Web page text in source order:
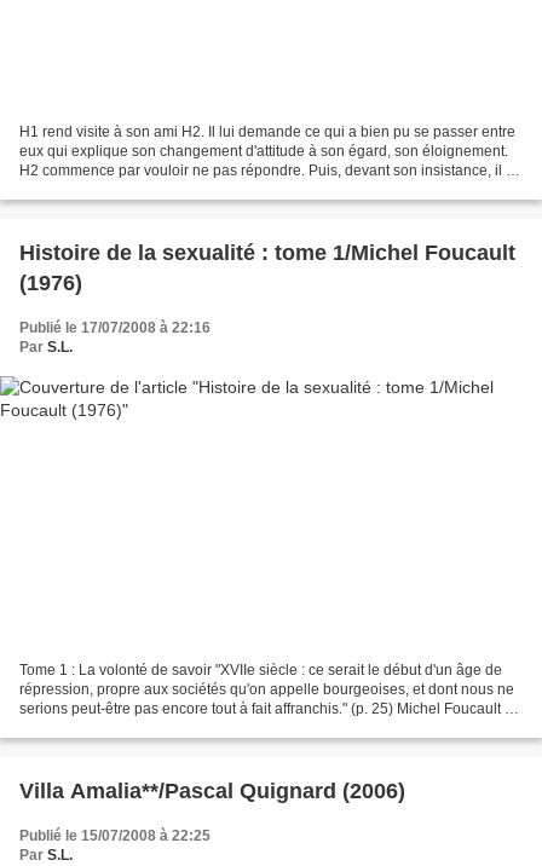
H1 rend visite à son ami H2. Il lui demande ce qui a bien pu se passer entre
eux qui explique son changement d'attitude à son égard, son éloignement.
H2 commence par vouloir ne pas répondre. Puis, devant son insistance, il lui
Histoire de la sexualité : tome 1/Michel Foucault
(1976)
Publié le 17/07/2008 à 22:16
Par S.L.
Tome 1 : La volonté de savoir "XVIIe siècle : ce serait le début d'un âge de
répression, propre aux sociétés qu'on appelle bourgeoises, et dont nous ne
serions peut-être pas encore tout à fait affranchis." (p. 25) Michel Foucault va
Villa Amalia**/Pascal Quignard (2006)
Publié le 15/07/2008 à 22:25
Par S.L.